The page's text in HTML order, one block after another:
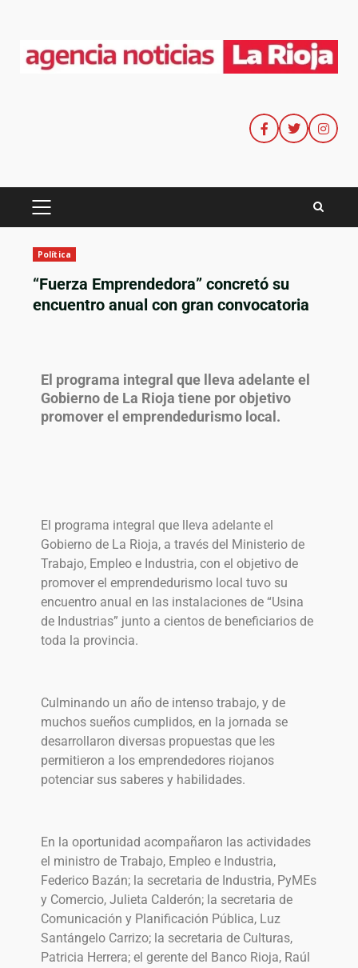
Política
“Fuerza Emprendedora” concretó su
encuentro anual con gran convocatoria
El programa integral que lleva adelante el
Gobierno de La Rioja tiene por objetivo
promover el emprendedurismo local.
El programa integral que lleva adelante el
Gobierno de La Rioja, a través del Ministerio de
Trabajo, Empleo e Industria, con el objetivo de
promover el emprendedurismo local tuvo su
encuentro anual en las instalaciones de “Usina
de Industrias” junto a cientos de beneficiarios de
toda la provincia.
Culminando un año de intenso trabajo, y de
muchos sueños cumplidos, en la jornada se
desarrollaron diversas propuestas que les
permitieron a los emprendedores riojanos
potenciar sus saberes y habilidades.
En la oportunidad acompañaron las actividades
el ministro de Trabajo, Empleo e Industria,
Federico Bazán; la secretaria de Industria, PyMEs
y Comercio, Julieta Calderón; la secretaria de
Comunicación y Planificación Pública, Luz
Santángelo Carrizo; la secretaria de Culturas,
Patricia Herrera; el gerente del Banco Rioja, Raúl